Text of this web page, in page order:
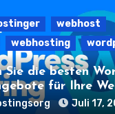
webhost
webhosting
Sie die besten
für Ihre
Juli 17,